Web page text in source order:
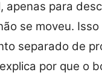
apenas para
se moveu.
separado de
por que o